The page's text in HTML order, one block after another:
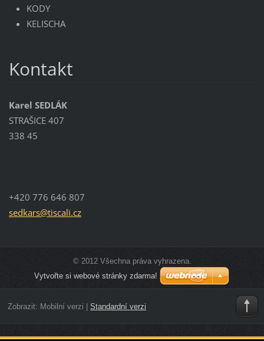
KODY
KELISCHA
Kontakt
Karel SEDLÁK
STRAŠICE 407
338 45
+420 776 646 807
sedkars@tiscali.cz
© 2012 Všechna práva vyhrazena.
Vytvořte si webové stránky zdarma!
Zobrazit: Mobilní verzi Standardní verzi